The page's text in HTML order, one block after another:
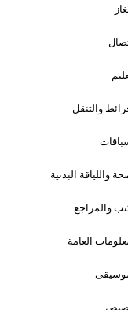
والتنقل
واللياقة البدنية
والمراجع
العامة